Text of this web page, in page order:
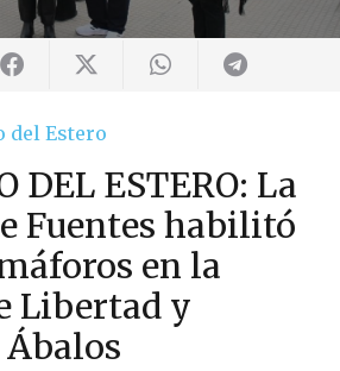
del Estero
DEL ESTERO: La
Fuentes habilitó
en la
Libertad y